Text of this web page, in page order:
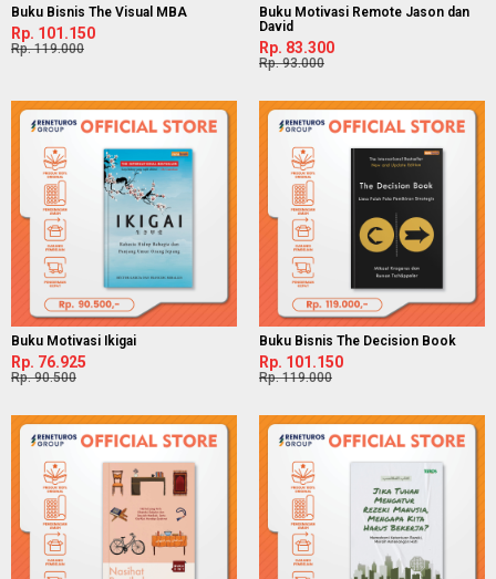
Buku Bisnis The Visual MBA
Rp. 101.150
Rp. 119.000
Buku Motivasi Remote Jason dan
David
Rp. 83.300
Rp. 93.000
Buku Motivasi Ikigai
Rp. 76.925
Rp. 90.500
Buku Bisnis The Decision Book
Rp. 101.150
Rp. 119.000